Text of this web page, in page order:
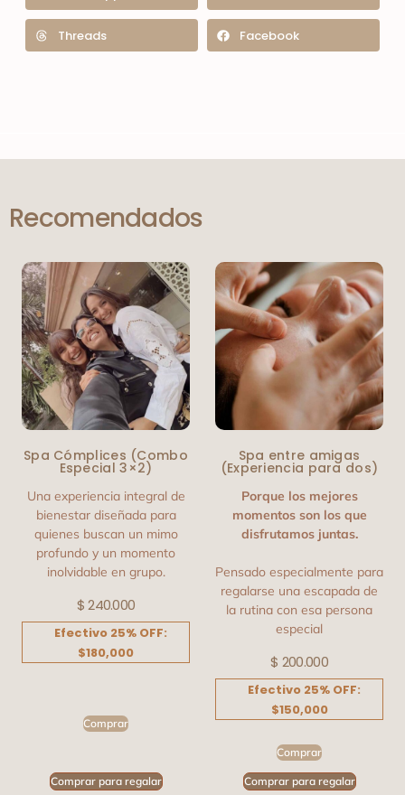
Threads Facebook
Recomendados
Spa Cómplices (Combo
Especial 3×2)
Una experiencia integral de
bienestar diseñada para
quienes buscan un mimo
profundo y un momento
inolvidable en grupo.
$240.000
Efectivo 25% OFF:
$180,000
Comprar
Comprar para regalar
Spa entre amigas
(Experiencia para dos)
Porque los mejores
momentos son los que
disfrutamos juntas.
Pensado especialmente para
regalarse una escapada de
la rutina con esa persona
especial
$ 200.000
Efectivo 25% OFF:
$150,000
Comprar
Comprar para regalar